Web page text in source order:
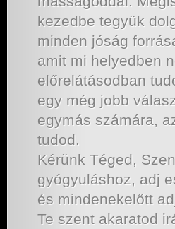
kezedbe tegyük
minden jóság
amit mi helyedben
előrelátásodban
egy még jobb
egymás számára,
tudod.
Kérünk Téged,
gyógyuláshoz, adj
és mindenekelőtt
Te szent akaratod